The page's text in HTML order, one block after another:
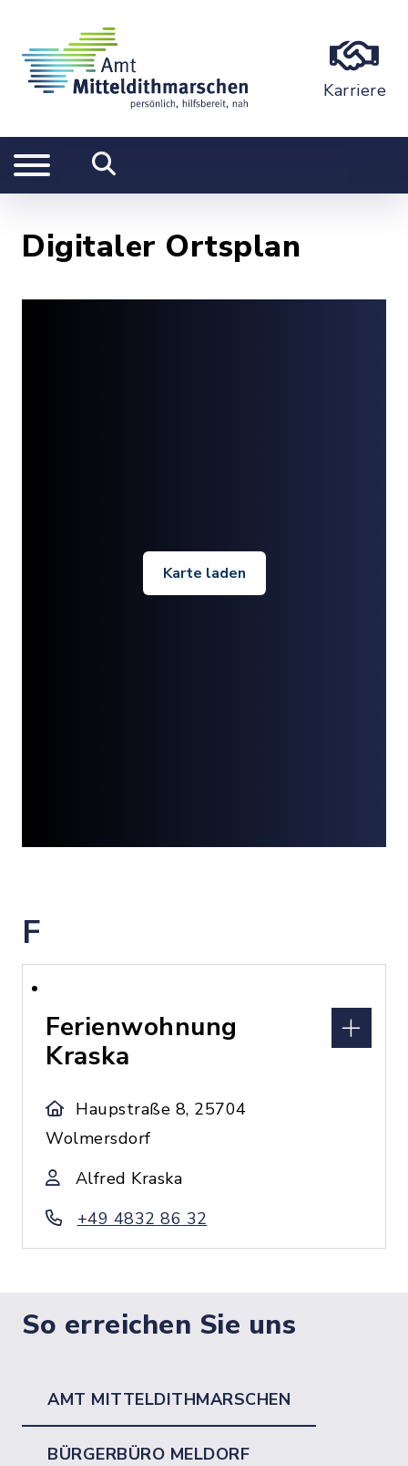
Karriere
Digitaler Ortsplan
Karte laden
F
Ferienwohnung
Kraska
Haupstraße 8, 25704
Wolmersdorf
Alfred Kraska
+49 4832 86 32
So erreichen Sie uns
AMT MITTELDITHMARSCHEN
BÜRGERBÜRO MELDORF